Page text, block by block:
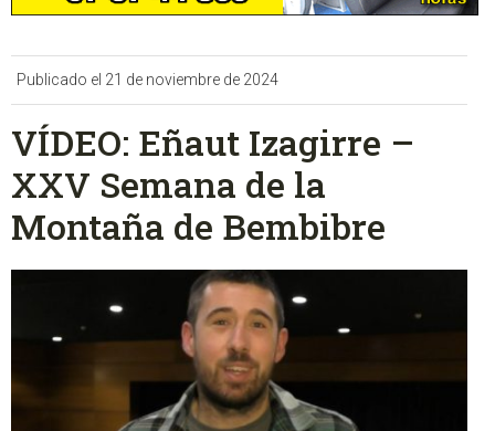
Publicado el 21 de noviembre de 2024
VÍDEO: Eñaut Izagirre –
XXV Semana de la
Montaña de Bembibre